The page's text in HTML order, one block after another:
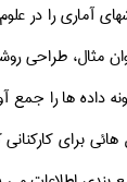
آماری را در
مثال، طراحی
داده ها را جمع
برای